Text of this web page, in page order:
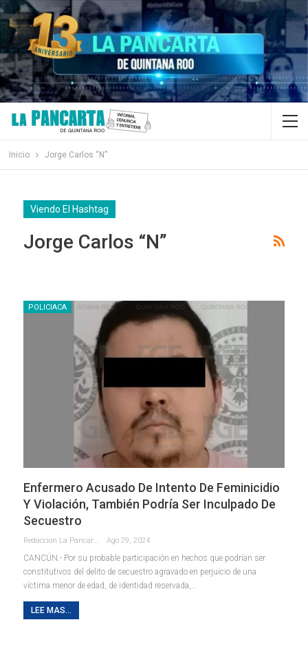
Inicio Jorge Carlos “N”
Viendo El Hashtag
Jorge Carlos “N”
POLICIACA
Enfermero Acusado De Intento De Feminicidio
Y Violación, También Podría Ser Inculpado De
Secuestro
Redaccion La Pancarta De Quintana Roo Ago 29, 2024
CANCÚN.- Por su probable participación en hechos que podrían ser
constitutivos del delito de secuestro agravado en perjuicio de una
víctima menor de edad, de identidad reservada,…
LEE MAS...